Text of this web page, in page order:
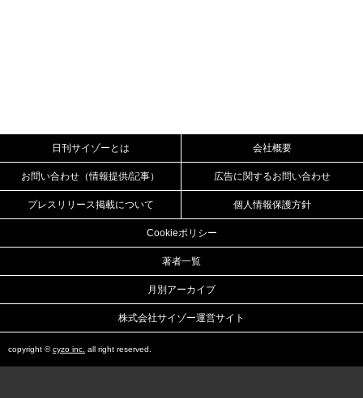
日刊サイゾーとは 会社概要
お問い合わせ（情報提供/記事） 広告に関するお問い合わせ
プレスリリース掲載について 個人情報保護方針
Cookieポリシー
著者一覧
月別アーカイブ
株式会社サイゾー運営サイト
copyright ©cyzo inc. all right reserved.